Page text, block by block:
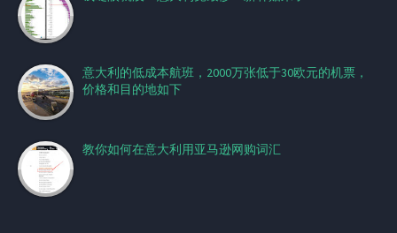
意大利的低成本航班，2000万张低于30欧元的机票，
价格和目的地如下
教你如何在意大利用亚马逊网购词汇